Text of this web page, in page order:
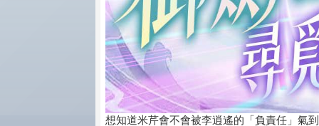
想知道米芹會不會被李逍遙的「負責任」氣